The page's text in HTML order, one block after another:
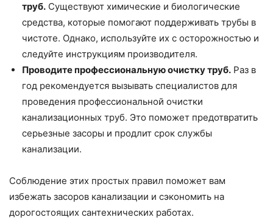
труб. Существуют химические и биологические
средства, которые помогают поддерживать трубы в
чистоте. Однако, используйте их с осторожностью и
следуйте инструкциям производителя.
Проводите профессиональную очистку труб. Раз в
год рекомендуется вызывать специалистов для
проведения профессиональной очистки
канализационных труб. Это поможет предотвратить
серьезные засоры и продлит срок службы
канализации.
Соблюдение этих простых правил поможет вам
избежать засоров канализации и сэкономить на
дорогостоящих сантехнических работах.